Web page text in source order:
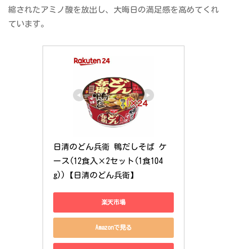
縮されたアミノ酸を放出し、大晦日の満足感を高めてくれ
ています。
日清のどん兵衛 鴨だしそば ケ
ース(12食入×2セット(1食104
g))【日清のどん兵衛】
楽天市場
Amazonで見る